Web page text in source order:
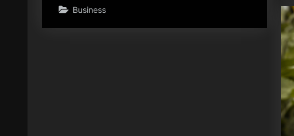
Business